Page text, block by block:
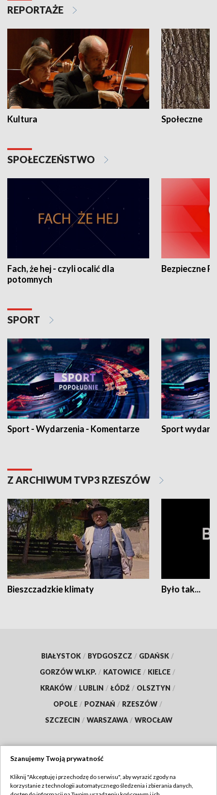
REPORTAŻE
Kultura Społeczne
SPOŁECZEŃSTWO
Fach, że hej - czyli ocalić dla
potomnych
Bezpieczne
SPORT
Sport - Wydarzenia - Komentarze Sport
Z ARCHIWUM TVP3 RZESZÓW
Bieszczadzkie klimaty Było tak...
BIAŁYSTOK / BYDGOSZCZ / GDAŃSK /
GORZÓW WLKP. / KATOWICE / KIELCE /
KRAKÓW / LUBLIN / ŁÓDŹ / OLSZTYN /
OPOLE / POZNAŃ / RZESZÓW /
SZCZECIN / WARSZAWA / WROCŁAW
TVP
Szanujemy Twoją prywatność
Kliknij "Akceptuję i przechodzę do serwisu", aby wyrazić zgody na
korzystanie z technologii automatycznego śledzenia i zbierania danych,